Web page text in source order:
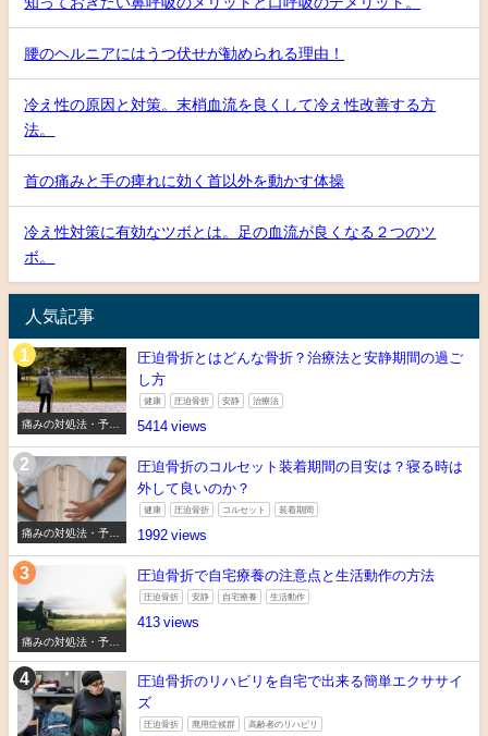
腰のヘルニアにはうつ伏せが勧められる理由！
冷え性の原因と対策。末梢血流を良くして冷え性改善する方
法。
首の痛みと手の痺れに効く首以外を動かす体操
冷え性対策に有効なツボとは。足の血流が良くなる２つのツ
ボ。
人気記事
痛みの対処法・予防
圧迫骨折とはどんな骨折？治療法と安静期間の過ご
し方
健康 圧迫骨折 安静 治療法
5414
痛みの対処法・予防
圧迫骨折のコルセット装着期間の目安は？寝る時は
外して良いのか？
健康 圧迫骨折 コルセット 装着期間
1992
痛みの対処法・予防
法
圧迫骨折で自宅療養の注意点と生活動作の方法
圧迫骨折 安静 自宅療養 生活動作
413
圧迫骨折のリハビリを自宅で出来る簡単エクササイ
ズ
圧迫骨折 廃用症候群 高齢者のリハビリ